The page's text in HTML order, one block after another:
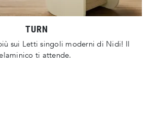
TURN
sui Letti singoli moderni di Nidi! Il
ti attende.